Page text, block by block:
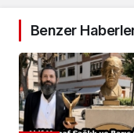
Benzer